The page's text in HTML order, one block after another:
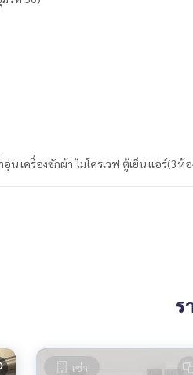
น เครื่องซักผ้า ไมโครเวฟ ตู้เย็น แอร์(3ห้
ร
เช่า